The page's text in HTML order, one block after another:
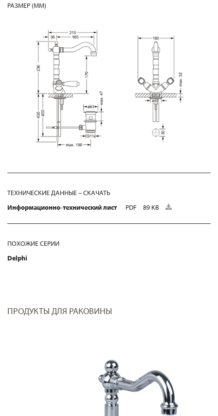
РАЗМЕР (MM)
ТЕХНИЧЕСКИЕ ДАННЫЕ – СКАЧАТЬ
Информационно-технический лист
PDF 89 KB
ПОХОЖИЕ СЕРИИ
Delphi
ПРОДУКТЫ ДЛЯ РАКОВИНЫ